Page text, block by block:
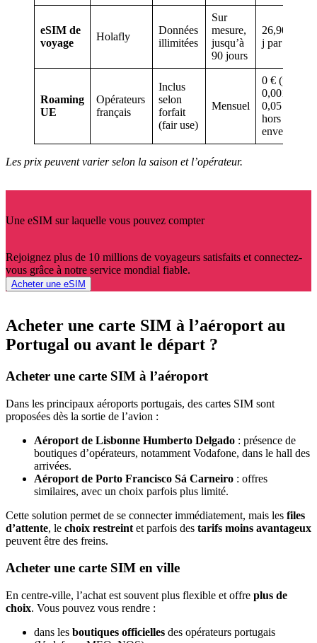
eSIM de
voyage
Holafly
Données
illimitées
Sur
mesure,
jusqu’à
90 jours
26,90 € / 7
j par ex.
Roaming
UE
Opérateurs
français
Inclus
selon
forfait
(fair use)
Mensuel
0 € (puis
0,0013 € à
0,05 €/Mo
hors
enveloppe)
Les prix peuvent varier selon la saison et l’opérateur.
Une eSIM sur laquelle vous pouvez compter
Rejoignez plus de 10 millions de voyageurs satisfaits et connectez-
vous grâce à notre service mondial fiable.
Acheter une eSIM
Acheter une carte SIM à l’aéroport au
Portugal ou avant le départ ?
Acheter une carte SIM à l’aéroport
Dans les principaux aéroports portugais, des cartes SIM sont
proposées dès la sortie de l’avion :
Aéroport de Lisbonne Humberto Delgado : présence de
boutiques d’opérateurs, notamment Vodafone, dans le hall des
arrivées.
Aéroport de Porto Francisco Sá Carneiro : offres
similaires, avec un choix parfois plus limité.
Cette solution permet de se connecter immédiatement, mais les files
d’attente, le choix restreint et parfois des tarifs moins avantageux
peuvent être des freins.
Acheter une carte SIM en ville
En centre-ville, l’achat est souvent plus flexible et offre plus de
choix. Vous pouvez vous rendre :
dans les boutiques officielles des opérateurs portugais